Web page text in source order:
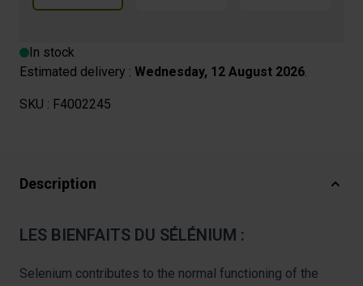
In stock
Estimated delivery : Wednesday, 12 August 2026.
SKU : F4002245
Description
LES BIENFAITS DU SÉLÉNIUM :
Selenium contributes to the normal functioning of the